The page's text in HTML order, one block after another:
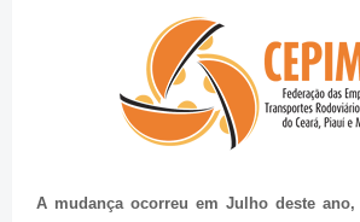
A mudança ocorreu em Julho deste